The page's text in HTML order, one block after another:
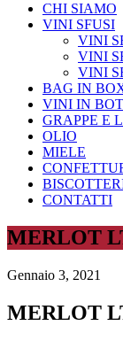
CHI SIAMO
VINI SFUSI
VINI
VINI
VINI
BAG IN
VINI IN
GRAPPE E
OLIO
MIELE
CONTATTI
MERLOT
Gennaio 3, 2021
MERLOT